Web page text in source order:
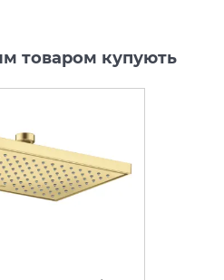
товаром купують